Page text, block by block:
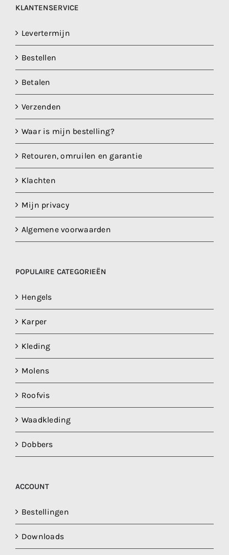
worden
de
KLANTENSERVICE
Levertermijn
Bestellen
Betalen
Verzenden
Waar is mijn bestelling?
Retouren, omruilen en garantie
Klachten
Mijn privacy
Algemene voorwaarden
POPULAIRE CATEGORIEËN
Hengels
Karper
Kleding
Molens
Roofvis
Waadkleding
Dobbers
ACCOUNT
Bestellingen
Downloads